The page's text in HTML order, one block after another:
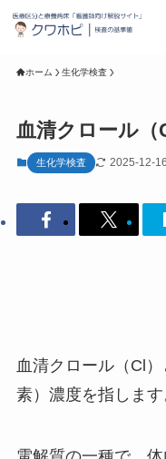
ホーム 生化学検査
血清クロール（
生化学検査 2025-12-16
血清クロール（Cl
素）濃度を指します